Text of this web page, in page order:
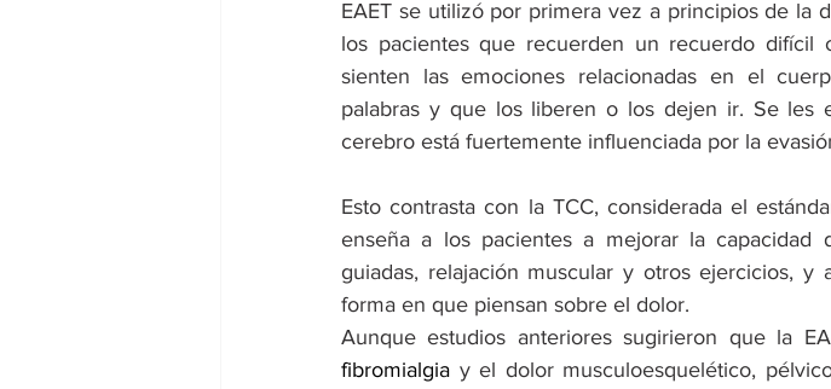
EAET se utilizó por primera vez a principios de la
los pacientes que recuerden un recuerdo difícil
sienten las emociones relacionadas en el
palabras y que los liberen o los dejen ir. Se les
cerebro está fuertemente influenciada por la
Esto contrasta con la TCC, considerada el
enseña a los pacientes a mejorar la
guiadas, relajación muscular y otros ejercicios, y
forma en que piensan sobre el dolor.
Aunque estudios anteriores sugirieron que la
fibromialgia y el dolor musculoesquelético,